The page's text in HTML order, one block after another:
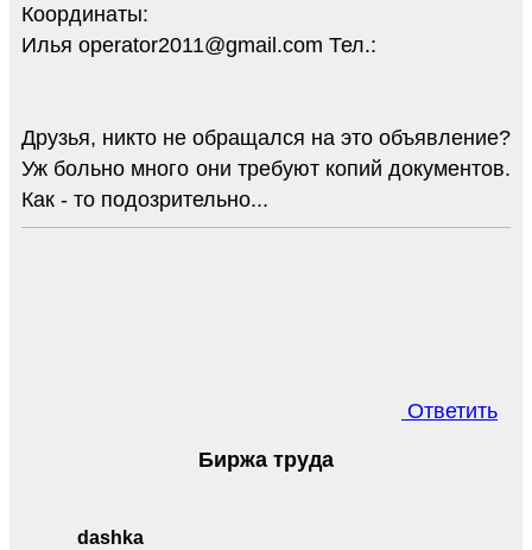
Координаты:
Илья operator2011@gmail.com Тел.:
Друзья, никто не обращался на это объявление?
Уж больно много они требуют копий документов.
Как - то подозрительно...
Ответить
dashka
Биржа труда